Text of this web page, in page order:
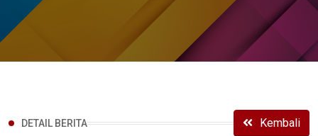
DETAIL BERITA Kembali